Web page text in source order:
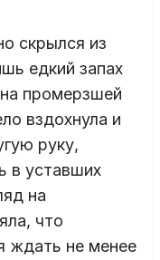
скрылся из
едкий запах
промерзшей
вздохнула и
руку,
в уставших
на
что
ждать не менее